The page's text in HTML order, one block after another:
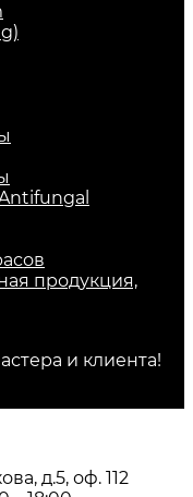
продукция,
и клиента!
д.5, оф. 112